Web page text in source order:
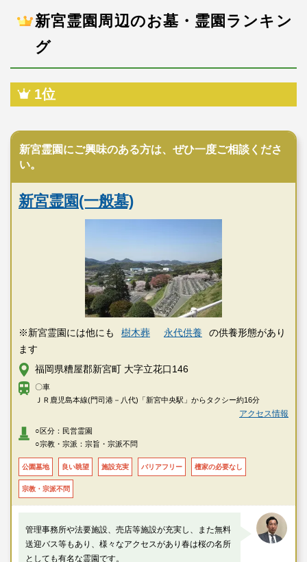
新宮霊園周辺のお墓・霊園ランキン
グ
1位
新宮霊園にご興味のある方は、ぜひ一度ご相談くださ
い。
新宮霊園(一般墓)
※新宮霊園には他にも 樹木葬 永代供養
の供養形態があり
ます
福岡県糟屋郡新宮町 大字立花口146
〇車
ＪＲ鹿児島本線(門司港－八代)「新宮中央駅」からタクシー約16分
アクセス情報
○区分：民営霊園
○宗教・宗派：宗旨・宗派不問
公園墓地 良い眺望 施設充実 バリアフリー 檀家の必要なし
宗教・宗派不問
管理事務所や法要施設、売店等施設が充実し、また無料
送迎バス等もあり、様々なアクセスがあり春は桜の名所
としても有名な霊園です。